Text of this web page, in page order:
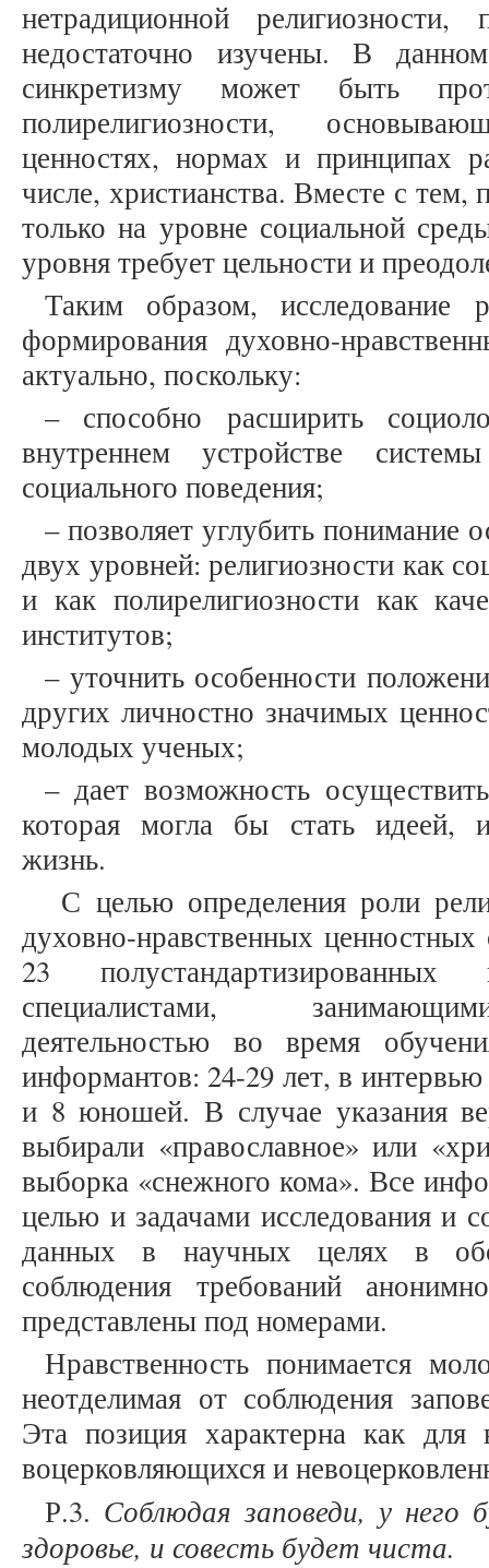
нетрадиционной
недостаточно изучены. В
синкретизму может быть
полирелигиозности,
ценностях, нормах и принципах
числе, христианства. Вместе с тем,
только на уровне социальной
уровня требует цельности и
Таким образом, исследование
формирования духовно-
актуально, поскольку:
– способно расширить
внутреннем устройстве
социального поведения;
– позволяет углубить понимание
двух уровней: религиозности как
и как полирелигиозности как
институтов;
– уточнить особенности
других личностно значимых
молодых ученых;
– дает возможность
которая могла бы стать идеей,
жизнь.
С целью определения роли
духовно-нравственных
23
специалистами,
деятельностью во время
информантов: 24-29 лет, в
и 8 юношей. В случае указания
выбирали «православное» или
выборка «снежного кома». Все
целью и задачами исследования и
данных в научных целях в
соблюдения требований
представлены под номерами.
Нравственность понимается
неотделимая от соблюдения
Эта позиция характерна как
воцерковляющихся и
Р.3. Соблюдая заповеди, у него
здоровье, и совесть будет чиста.